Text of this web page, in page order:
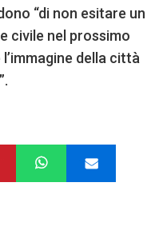
“di non esitare un
civile nel prossimo
della città